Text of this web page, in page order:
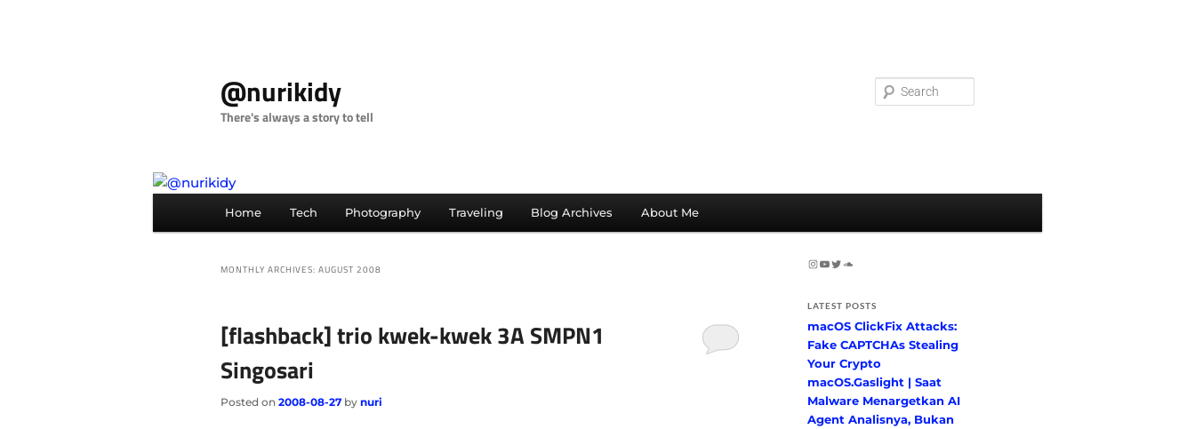
@nurikidy
There's always a story to tell
Home Tech Photography Traveling Blog Archives About Me
MONTHLY ARCHIVES: AUGUST 2008
[flashback] trio kwek-kwek 3A SMPN1
Singosari
Posted on 2008-08-27 by nuri
Instagram
YouTube
Twitter
SoundCloud
LATEST POSTS
macOS ClickFix Attacks:
Fake CAPTCHAs Stealing
Your Crypto
macOS.Gaslight | Saat
Malware Menargetkan AI
Agent Analisnya, Bukan